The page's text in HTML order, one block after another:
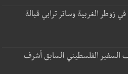
زوطر الغربية وساتر ترابي قبالة
السفير الفلسطيني السابق أشرف